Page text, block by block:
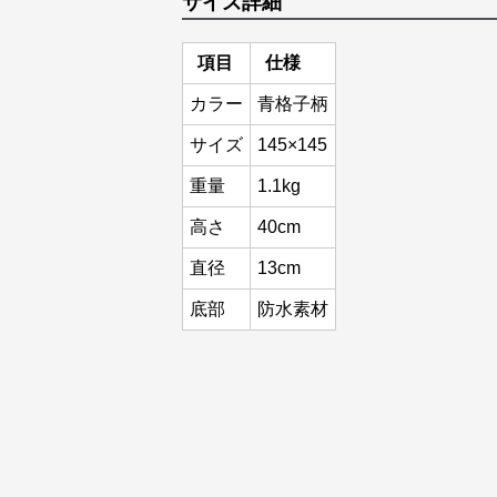
項目 仕様
カラー 青格子柄
サイズ 145×145
重量 1.1kg
高さ 40cm
直径 13cm
底部 防水素材